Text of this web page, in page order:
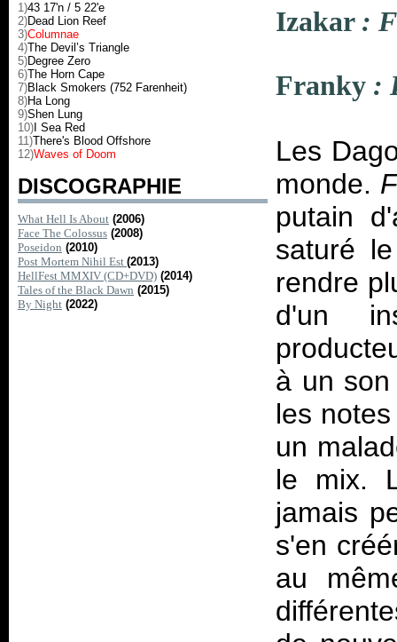
1)43 17'n / 5 22'e
2)Dead Lion Reef
3)Columnae
4)The Devil’s Triangle
5)Degree Zero
6)The Horn Cape
7)Black Smokers (752 Farenheit)
8)Ha Long
9)Shen Lung
10) I Sea Red
11)There's Blood Offshore
12)Waves of Doom
DISCOGRAPHIE
What Hell Is About (2006)
Face The Colossus (2008)
Poseidon (2010)
Post Mortem Nihil Est (2013)
HellFest MMXIV (CD+DVD) (2014)
Tales of the Black Dawn (2015)
By Night (2022)
Izakar :
Franky :
Les
monde.
putain
saturé
rendre
d'un
à un
les
un
le mix.
jamais
s'en
au